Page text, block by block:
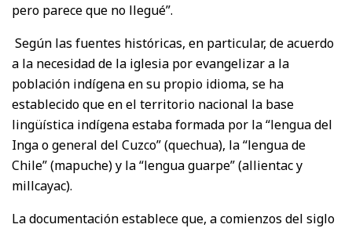
pero parece que no llegué”.
Según las fuentes históricas, en particular, de acuerdo
a la necesidad de la iglesia por evangelizar a la
población indígena en su propio idioma, se ha
establecido que en el territorio nacional la base
lingüística indígena estaba formada por la “lengua del
Inga o general del Cuzco” (quechua), la “lengua de
Chile” (mapuche) y la “lengua guarpe” (allientac y
millcayac).
La documentación establece que, a comienzos del siglo